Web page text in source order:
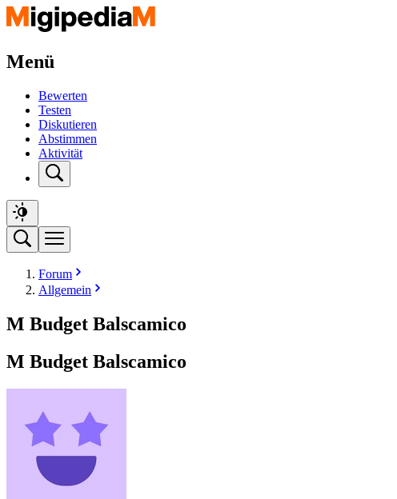
Menü
Bewerten
Testen
Diskutieren
Abstimmen
Aktivität
Forum
Allgemein
M Budget Balscamico
M Budget Balscamico